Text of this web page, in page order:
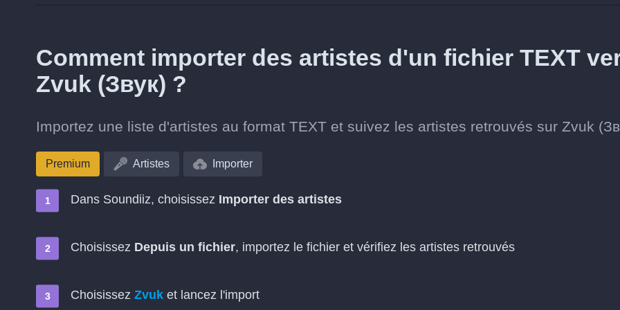
Comment importer des artistes d'un fichier TEXT
Zvuk (Звук) ?
Importez une liste d'artistes au format TEXT et suivez les artistes retrouvés sur Zvuk
Premium Artistes Importer
Dans Soundiiz, choisissez Importer des artistes
Choisissez Depuis un fichier, importez le fichier et vérifiez les artistes retrouvés
Choisissez Zvuk et lancez l'import